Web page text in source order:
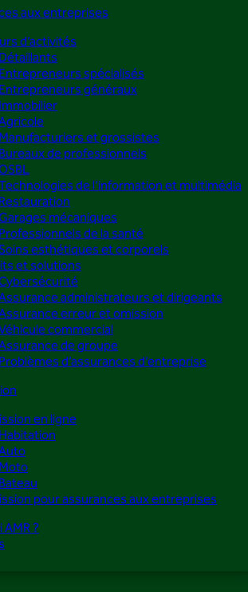
aux entreprises
d’activités
spécialisés
généraux
et grossistes
de professionnels
de l’information et multimédia
mécaniques
de la santé
esthétiques et corporels
et solutions
administrateurs et dirigeants
erreur et omission
commercial
de groupe
d’assurances d’entreprise
en ligne
pour assurances aux entreprises
?